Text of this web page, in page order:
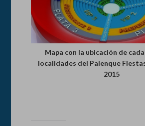
Mapa con la ubicación de
localidades del Palenque
2015